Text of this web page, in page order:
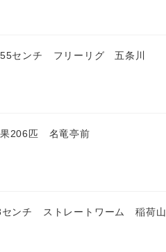
センチ フリーリグ 五条川
206匹 名竜亭前
ンチ ストレートワーム 稲荷山